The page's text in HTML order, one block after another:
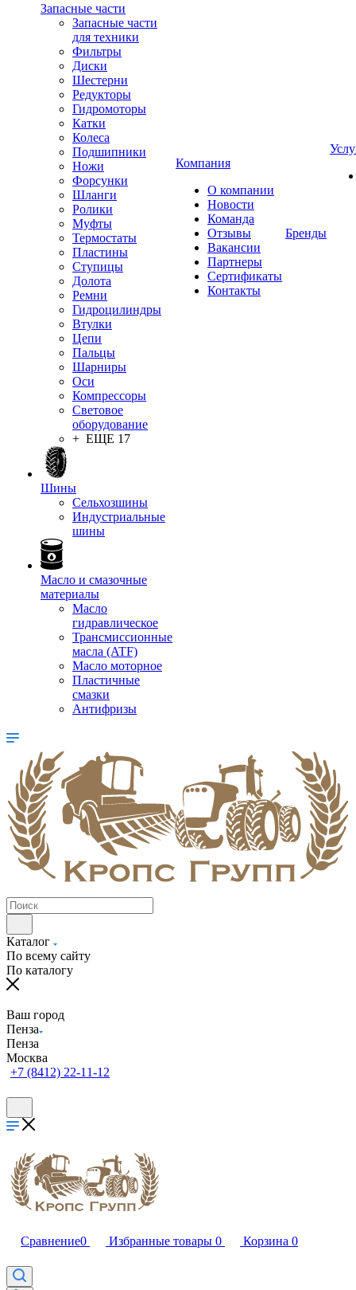
Запасные части
Запасные части
для техники
Фильтры
Диски
Шестерни
Редукторы
Гидромоторы
Катки
Колеса
Подшипники
Ножи
Форсунки
Шланги
Ролики
Муфты
Термостаты
Пластины
Ступицы
Долота
Ремни
Гидроцилиндры
Втулки
Цепи
Пальцы
Шарниры
Оси
Компрессоры
Световое
оборудование
+ ЕЩЕ 17
Шины
Сельхозшины
Индустриальные
шины
Масло и смазочные
материалы
Масло
гидравлическое
Трансмиссионные
масла (ATF)
Масло моторное
Пластичные
смазки
Антифризы
Компания
О компании
Новости
Команда
Отзывы
Вакансии
Партнеры
Сертификаты
Контакты
Бренды
Каталог
По всему сайту
По каталогу
Ваш город
Пенза
Пенза
Москва
+7 (8412) 22-11-12
Сравнение0 Избранные товары 0 Корзина 0